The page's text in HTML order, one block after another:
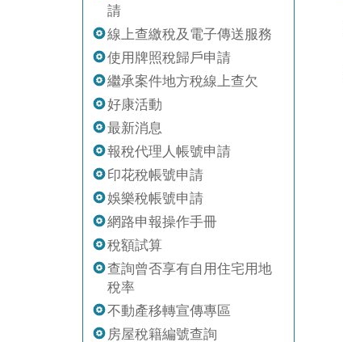
請
線上查繳稅及電子傳送服務
使用牌照稅歸戶申請
繼承案件地方稅線上查欠
好康活動
最新消息
報稅代理人帳號申請
印花稅帳號申請
娛樂稅帳號申請
網路申報操作手冊
稅額試算
查詢曾否享有自用住宅用地
稅率
不動產移轉宣傳專區
房屋稅籍編號查詢